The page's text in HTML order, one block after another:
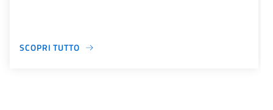
SCOPRI TUTTO